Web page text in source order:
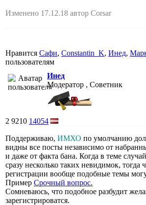
Изменено 17.12.18 автор Corsar
Нравится Сафи, Constantin_K, Инед,
пользователям
Инед
Модератор , Советник
2 9210 14054
Поддерживаю, ИМХО по умолчанию
видны все посты независимо от
и даже от факта бана. Когда в теме
сразу несколько таких невидимок, тогда
регистрации вообще подобные темы
Пример Срочный вопрос.
Сомневаюсь, что подобное разбудит
зарегистрироватся.